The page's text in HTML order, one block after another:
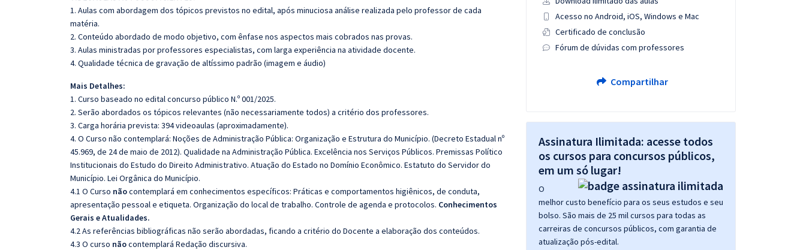
1. Aulas com abordagem dos tópicos previstos no edital, após minuciosa análise realizada pelo professor de cada
matéria.
2. Conteúdo abordado de modo objetivo, com ênfase nos aspectos mais cobrados nas provas.
3. Aulas ministradas por professores especialistas, com larga experiência na atividade docente.
4. Qualidade técnica de gravação de altíssimo padrão (imagem e áudio)
Mais Detalhes:
1. Curso baseado no edital concurso público N.º 001/2025.
2. Serão abordados os tópicos relevantes (não necessariamente todos) a critério dos professores.
3. Carga horária prevista: 394 videoaulas (aproximadamente).
4. O Curso não contemplará: Noções de Administração Pública: Organização e Estrutura do Município. (Decreto Estadual nº
45.969, de 24 de maio de 2012). Qualidade na Administração Pública. Excelência nos Serviços Públicos. Premissas Político
Institucionais do Estudo do Direito Administrativo. Atuação do Estado no Domínio Econômico. Estatuto do Servidor do
Município. Lei Orgânica do Município.
4.1 O Curso nãocontemplará em conhecimentos específicos: Práticas e comportamentos higiênicos, de conduta,
apresentação pessoal e etiqueta. Organização do local de trabalho. Controle de agenda e protocolos. Conhecimentos
Gerais e Atualidades.
4.2 As referências bibliográficas não serão abordadas, ficando a critério do Docente a elaboração dos conteúdos.
4.3 O curso nãocontemplará Redação discursiva.
Acesso no Android, iOS, Windows e Mac
Certificado de conclusão
Fórum de dúvidas com professores
Compartilhar
Assinatura Ilimitada: acesse todos
os cursos para concursos públicos,
em um só lugar!
O
melhor custo benefício para os seus estudos e seu
bolso. São mais de 25 mil cursos para todas as
carreiras de concursos públicos, com garantia de
atualização pós-edital.